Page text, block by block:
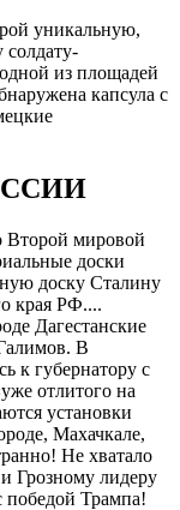
уникальную,
из площадей
капсула с
Второй мировой
доски
доску Сталину
края РФ....
Дагестанские
В
к губернатору с
отлитого на
установки
Махачкале,
Не хватало
Грозному лидеру
победой Трампа!